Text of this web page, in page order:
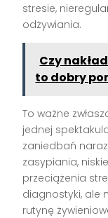
stresie,
odżywiania.
Czy
to dobry
To ważne
jednej
zaniedbań
zasypiania,
przeciążenia
diagnostyki, ale
rutynę